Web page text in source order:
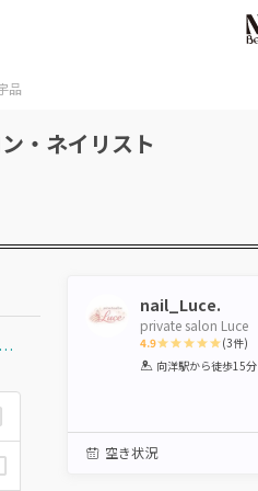
品
・ネイリスト
ら選ぶ/段原・皆実町・宇品
nail_Luce.
private salon Luce
4.9
1 2 3 4 5
(3件)
向洋駅から徒歩15分
空き状況